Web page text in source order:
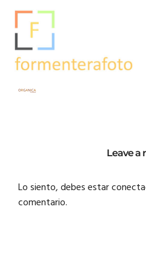
Leave a
Lo siento, debes estar
comentario.